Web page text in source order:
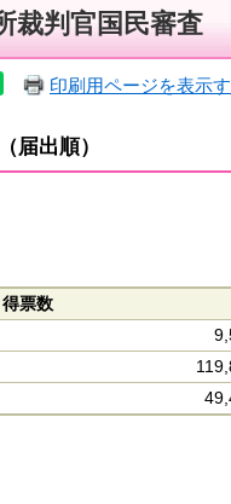
裁判官国民審査
印刷用ページを表示
出順）
票数